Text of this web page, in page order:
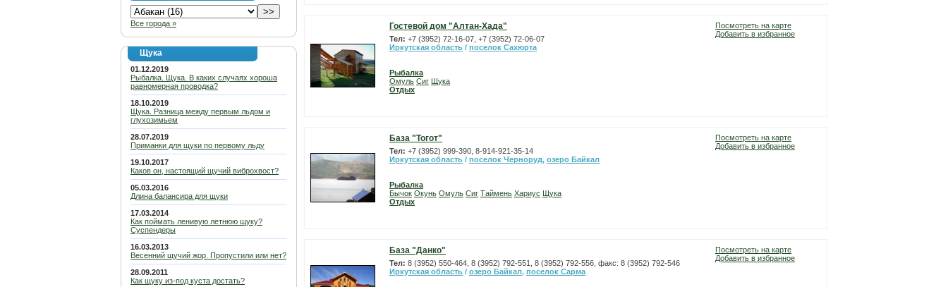
Все города »
Щука
01.12.2019
Рыбалка. Щука. В каких случаях хороша
равномерная проводка?
18.10.2019
Щука. Разница между первым льдом и
глухозимьем
28.07.2019
Приманки для щуки по первому льду
19.10.2017
Каков он, настоящий щучий виброхвост?
05.03.2016
Длина балансира для щуки
17.03.2014
Как поймать ленивую летнюю щуку?
Суспендеры
16.03.2013
Весенний щучий жор. Пропустили или нет?
28.09.2011
Как щуку из-под куста достать?
Гостевой дом "Алтан-Хада"
Тел: +7 (3952) 72-16-07, +7 (3952) 72-06-07
Иркутская область / поселок Сахюрта
Рыбалка
Омуль Сиг Щука
Отдых
Посмотреть на карте
Добавить в избранное
База "Тогот"
Тел: +7 (3952) 999-390, 8-914-921-35-14
Иркутская область / поселок Черноруд, озеро Байкал
Рыбалка
Бычок Окунь Омуль Сиг Таймень Хариус Щука
Отдых
Посмотреть на карте
Добавить в избранное
База "Данко"
Тел: 8 (3952) 550-464, 8 (3952) 792-551, 8 (3952) 792-556, факс: 8 (3952) 792-546
Иркутская область / озеро Байкал, поселок Сарма
Посмотреть на карте
Добавить в избранное